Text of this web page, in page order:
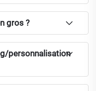
gros ?
personnalisation